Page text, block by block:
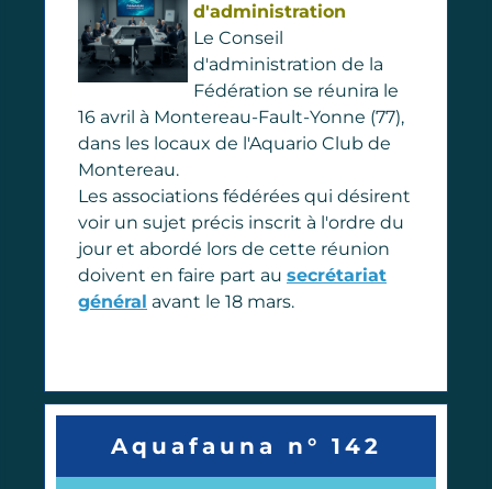
d'administration
Le Conseil
d'administration de la
Fédération se réunira le
16 avril à Montereau-Fault-Yonne (77),
dans les locaux de l'Aquario Club de
Montereau.
Les associations fédérées qui désirent
voir un sujet précis inscrit à l'ordre du
jour et abordé lors de cette réunion
doivent en faire part au secrétariat
général avant le 18 mars.
Aquafauna n° 142